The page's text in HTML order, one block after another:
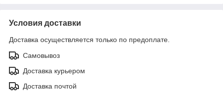
Условия доставки
Доставка осуществляется только по предоплате.
Самовывоз
Доставка курьером
Доставка почтой